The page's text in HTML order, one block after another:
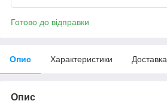
Готово до відправки
Опис Характеристики Доставка
Опис